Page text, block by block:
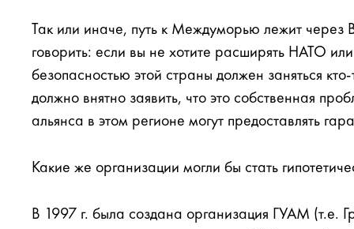
Так или иначе, путь к Междуморью лежит
говорить: если вы не хотите расширять НАТО
безопасностью этой страны должен заняться
должно внятно заявить, что это собственная
альянса в этом регионе могут предоставлять
Какие же организации могли бы стать
В 1997 г. была создана организация ГУАМ (т.е.